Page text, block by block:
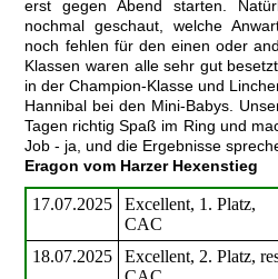
erst gegen Abend starten.
nochmal geschaut, welche
noch fehlen für den einen oder
Klassen waren alle sehr gut
in der Champion-Klasse und
Hannibal bei den Mini-Babys.
Tagen richtig Spaß im Ring und
Job - ja, und die Ergebnisse
Eragon vom Harzer Hexenstieg
17.07.2025
Excellent, 1. Platz,
CAC
18.07.2025
Excellent, 2. Platz,